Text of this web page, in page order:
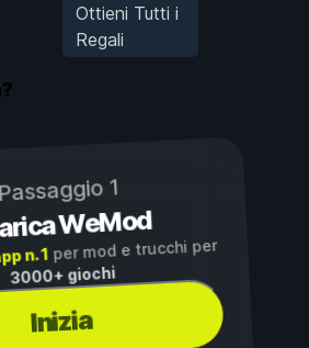
Ottieni Tutti i
Regali
Passaggio 1
WeMod
n. 1per mod e trucchi per
3000+ giochi
Inizia